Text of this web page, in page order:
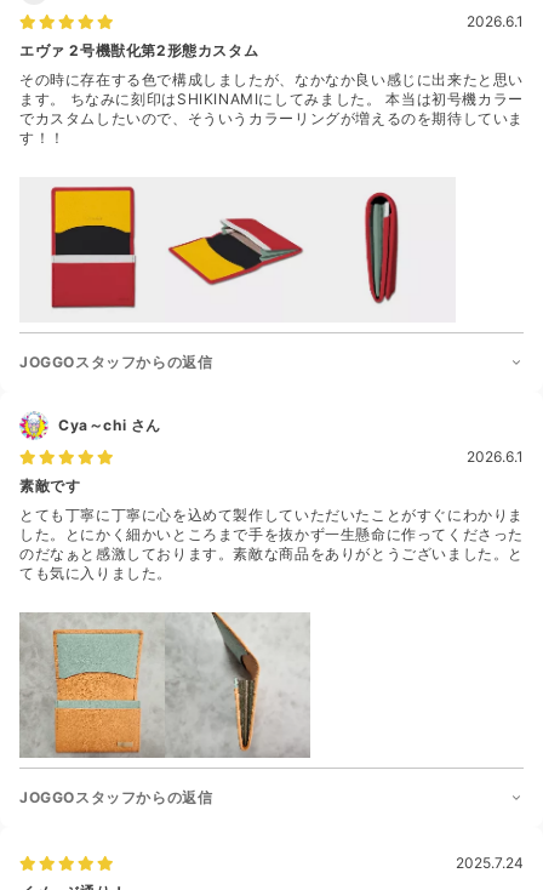
2026.6.1
エヴァ 2号機獣化第2形態カスタム
その時に存在する色で構成しましたが、なかなか良い感じに出来たと思い
ます。 ちなみに刻印はSHIKINAMIにしてみました。 本当は初号機カラー
でカスタムしたいので、そういうカラーリングが増えるのを期待していま
す！！
JOGGOスタッフからの返信
Cya～chi さん
2026.6.1
素敵です
とても丁寧に丁寧に心を込めて製作していただいたことがすぐにわかりま
した。とにかく細かいところまで手を抜かず一生懸命に作ってくださった
のだなぁと感激しております。素敵な商品をありがとうございました。と
ても気に入りました。
JOGGOスタッフからの返信
2025.7.24